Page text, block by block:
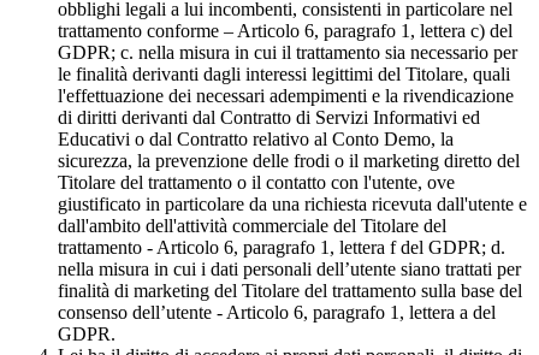
obblighi legali a lui incombenti, consistenti in particolare nel
trattamento conforme – Articolo 6, paragrafo 1, lettera c) del
GDPR; c. nella misura in cui il trattamento sia necessario per
le finalità derivanti dagli interessi legittimi del Titolare, quali
l'effettuazione dei necessari adempimenti e la rivendicazione
di diritti derivanti dal Contratto di Servizi Informativi ed
Educativi o dal Contratto relativo al Conto Demo, la
sicurezza, la prevenzione delle frodi o il marketing diretto del
Titolare del trattamento o il contatto con l'utente, ove
giustificato in particolare da una richiesta ricevuta dall'utente e
dall'ambito dell'attività commerciale del Titolare del
trattamento - Articolo 6, paragrafo 1, lettera f del GDPR; d.
nella misura in cui i dati personali dell’utente siano trattati per
finalità di marketing del Titolare del trattamento sulla base del
consenso dell’utente - Articolo 6, paragrafo 1, lettera a del
GDPR.